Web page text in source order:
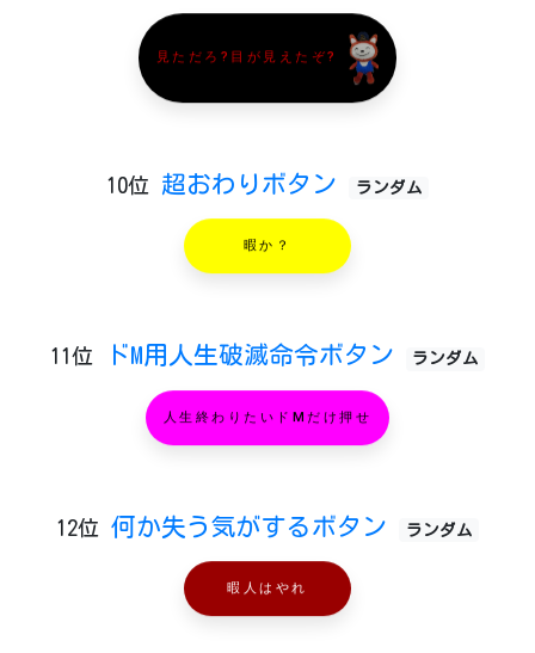
見ただろ?目が見えたぞ?
10位 超おわりボタン ランダム
暇か？
11位 ドM用人生破滅命令ボタン ランダム
人生終わりたいドMだけ押せ
12位 何か失う気がするボタン ランダム
暇人はやれ